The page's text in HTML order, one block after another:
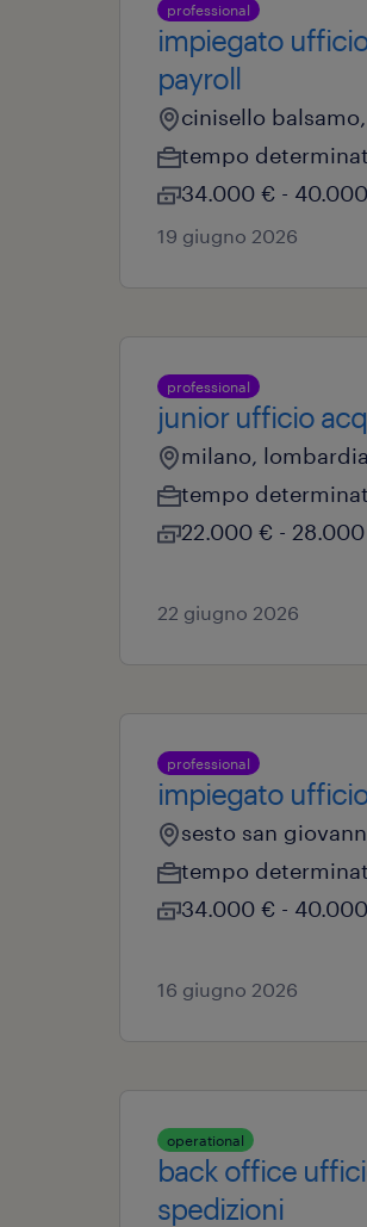
professional
impiegato
payroll
cinisello
tempo
34.000 € -
19 giugno 2026
professional
junior ufficio
milano, lombardia
tempo
22.000 € -
22 giugno 2026
professional
impiegato
sesto san
tempo
34.000 € -
16 giugno 2026
operational
back office
spedizioni